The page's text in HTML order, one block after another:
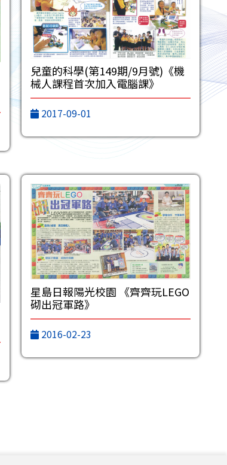
兒童的科學(第149期/9月號)《機
械人課程首次加入電腦課》
2017-09-01
星島日報陽光校園 《齊齊玩LEGO
砌出冠軍路》
2016-02-23